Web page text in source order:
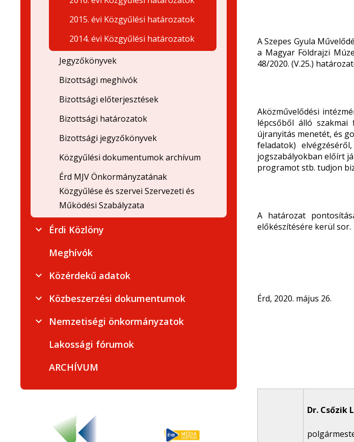
A Szepes Gyula
a Magyar Földrajzi
48/2020. (V.25.)
Aközművelődési
lépcsőből álló
újranyitás menetét, és
feladatok)
jogszabályokban előírt
programot stb. tudjon
A határozat
előkészítésére kerül sor.
Érd, 2020. május 26.
Dr. Csőzik
2015. évi Közgyűlési határozatok
2014. évi Közgyűlési határozatok
Jegyzőkönyvek
Bizottsági meghívók
Bizottsági előterjesztések
Bizottsági határozatok
Bizottsági jegyzőkönyvek
Közgyűlési dokumentumok archívum
Érd MJV Önkormányzatának
Közgyűlése és szervei Szervezeti és
Működési Szabályzata
Érdi Közlöny
Meghívók
Közérdekű adatok
Közbeszerzési dokumentumok
Nemzetiségi önkormányzatok
Lakossági fórumok
ARCHÍVUM